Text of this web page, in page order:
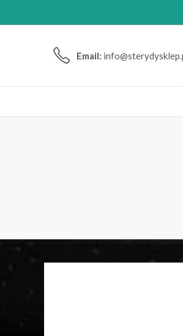
Email: